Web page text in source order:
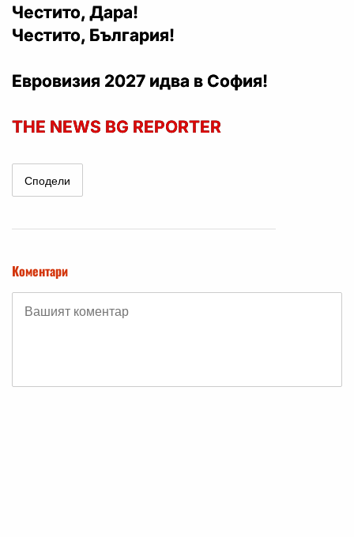
Честито, Дара!
Честито, България!
Eвровизия 2027 идва в София!
THE NEWS BG REPORTER
Сподели
Коментари